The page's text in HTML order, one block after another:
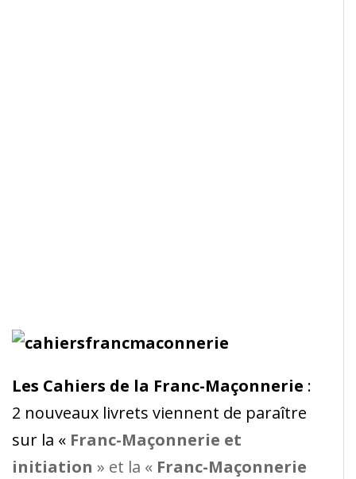
Les Cahiers de la Franc-Maçonnerie :
2 nouveaux livrets viennent de paraître
sur la « Franc-Maçonnerie et
initiation » et la « Franc-Maçonnerie